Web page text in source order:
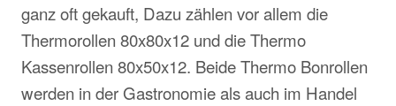
ganz oft gekauft, Dazu zählen vor allem die
Thermorollen 80x80x12 und die Thermo
Kassenrollen 80x50x12. Beide Thermo Bonrollen
werden in der Gastronomie als auch im Handel